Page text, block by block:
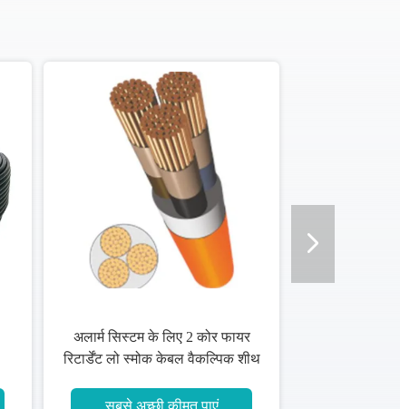
अलार्म सिस्टम के लिए 2 कोर फायर
रिटार्डेंट लो स्मोक केबल वैकल्पिक शीथ
सबसे अच्छी कीमत पाएं